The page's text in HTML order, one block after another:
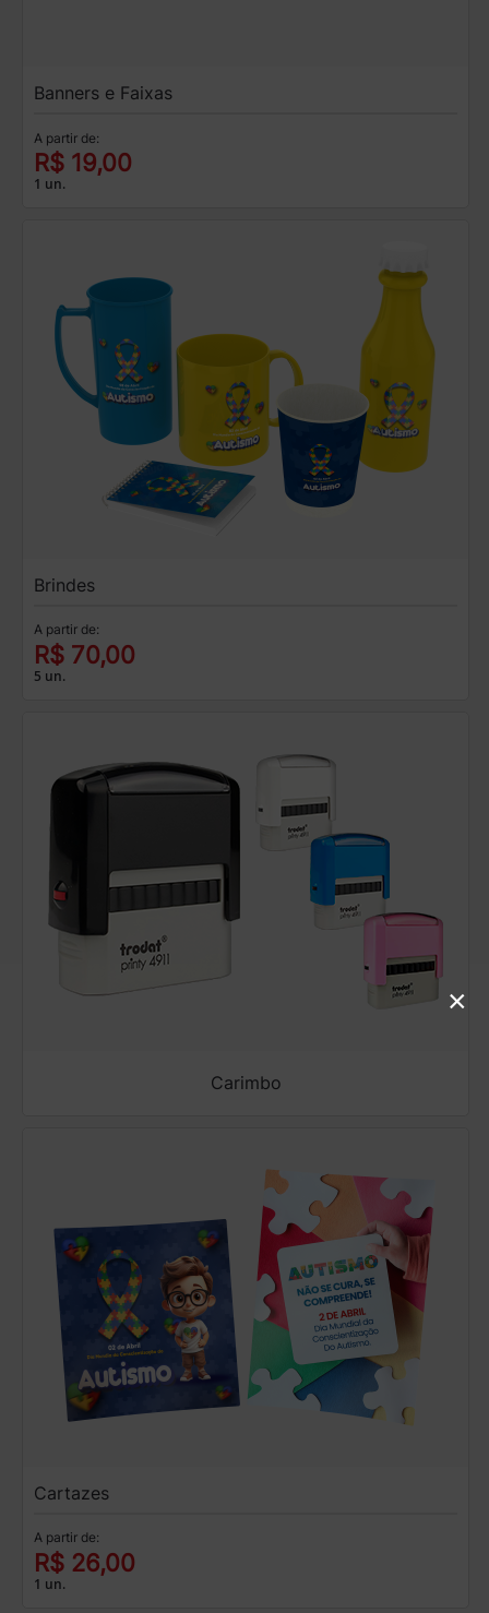
Banners e Faixas
A partir de:
R$ 19,00
1 un.
Brindes
A partir de:
R$ 70,00
5 un.
Carimbo
Cartazes
A partir de:
R$ 26,00
1 un.
×